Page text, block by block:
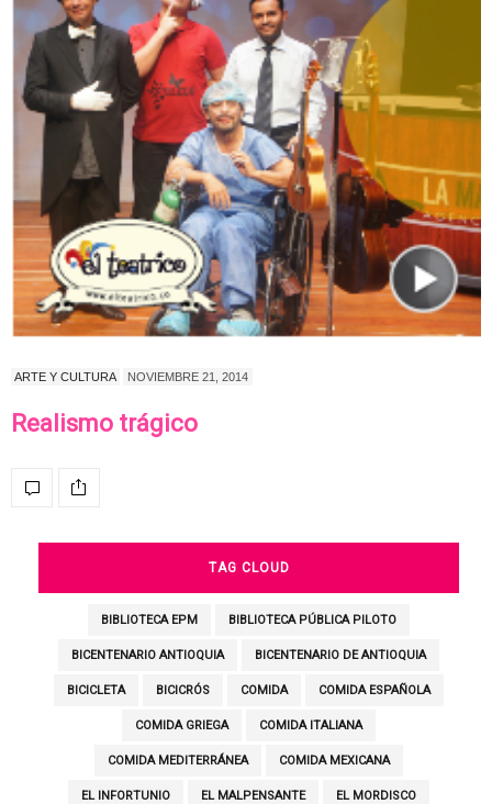
ARTE Y CULTURA NOVIEMBRE 21, 2014
Realismo trágico
TAG CLOUD
BIBLIOTECA EPM BIBLIOTECA PÚBLICA PILOTO
BICENTENARIO ANTIOQUIA BICENTENARIO DE ANTIOQUIA
BICICLETA BICICRÓS COMIDA COMIDA ESPAÑOLA
COMIDA GRIEGA COMIDA ITALIANA
COMIDA MEDITERRÁNEA COMIDA MEXICANA
EL INFORTUNIO EL MALPENSANTE EL MORDISCO